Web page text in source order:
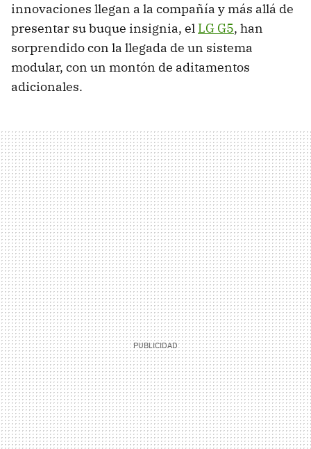
innovaciones llegan a la compañía y más allá de
presentar su buque insignia, el LG G5, han
sorprendido con la llegada de un sistema
modular, con un montón de aditamentos
adicionales.